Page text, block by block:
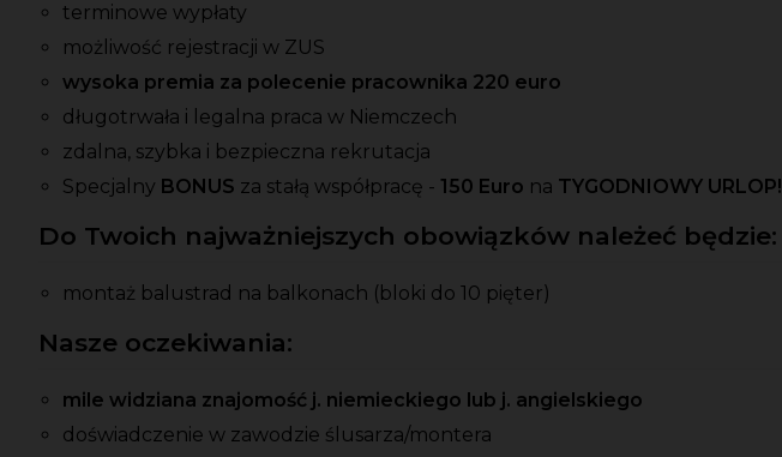
terminowe wypłaty
możliwość rejestracji w ZUS
wysoka premia za polecenie pracownika 220 euro
długotrwała i legalna praca w Niemczech
zdalna, szybka i bezpieczna rekrutacja
Specjalny BONUS za stałą współpracę - 150 Euro na TYGODNIOWY URLOP!
Do Twoich najważniejszych obowiązków należeć będzie:
montaż balustrad na balkonach (bloki do 10 pięter)
Nasze oczekiwania:
mile widziana znajomość j. niemieckiego lub j. angielskiego
doświadczenie w zawodzie ślusarza/montera